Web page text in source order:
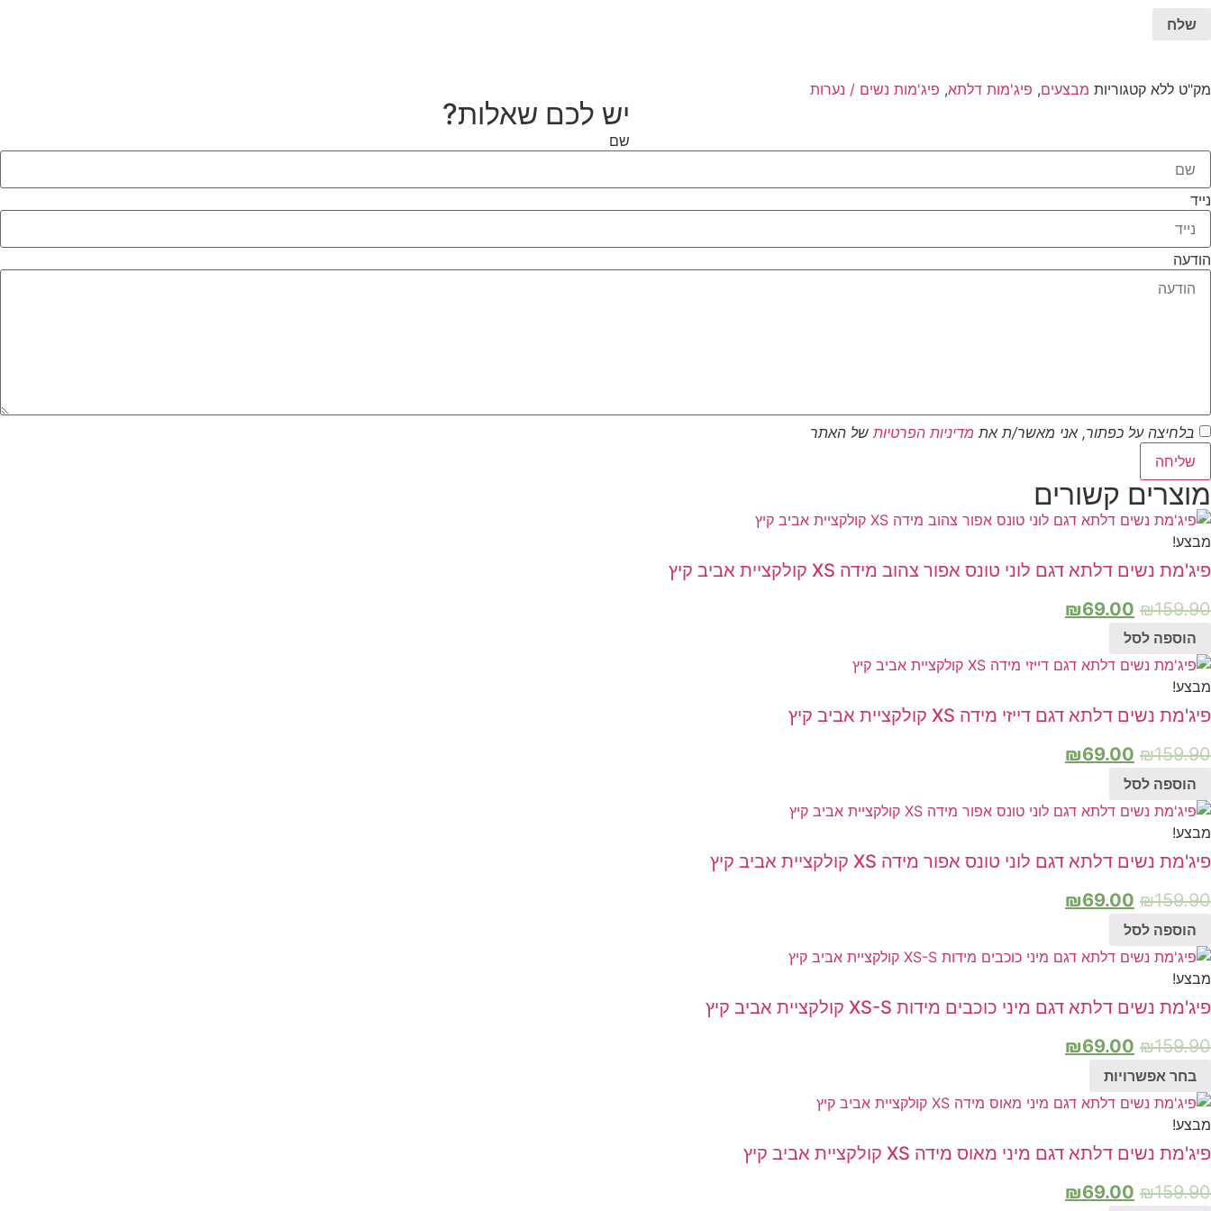
מק"ט ללא קטגוריות מבצעים, פיג'מות דלתא, פיג'מות נשים / נערות
יש לכם שאלות?
שם
נייד
הודעה
בלחיצה על כפתור, אני מאשר/ת את מדיניות הפרטיותשל האתר
שליחה
מוצרים קשורים
מבצע!
פיג'מת נשים דלתא דגם לוני טונס אפור צהוב מידה XS קולקציית אביב קיץ
₪159.90
₪69.00
הוספה לסל
מבצע!
פיג'מת נשים דלתא דגם דייזי מידה XS קולקציית אביב קיץ
₪159.90
₪69.00
הוספה לסל
מבצע!
פיג'מת נשים דלתא דגם לוני טונס אפור מידה XS קולקציית אביב קיץ
₪159.90
₪69.00
הוספה לסל
מבצע!
פיג'מת נשים דלתא דגם מיני כוכבים מידות XS-S קולקציית אביב קיץ
₪159.90
₪69.00
בחר אפשרויות
מבצע!
פיג'מת נשים דלתא דגם מיני מאוס מידה XS קולקציית אביב קיץ
₪159.90
₪69.00